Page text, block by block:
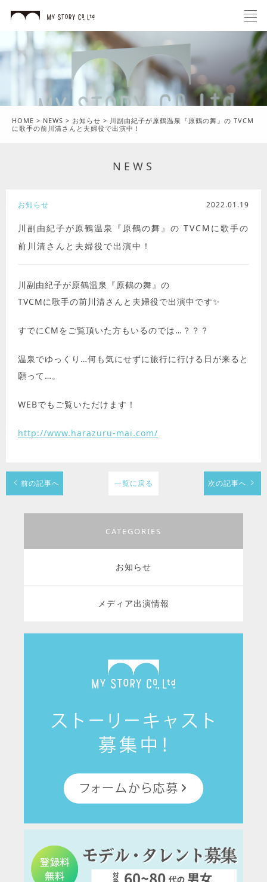
HOME > NEWS > お知らせ > 川副由紀子が原鶴温泉『原鶴の舞』の TVCM
に歌手の前川清さんと夫婦役で出演中！
NEWS
川副由紀子が原鶴温泉『原鶴の舞』の TVCMに歌手の
前川清さんと夫婦役で出演中！
お知らせ 2022.01.19
川副由紀子が原鶴温泉『原鶴の舞』の
TVCMに歌手の前川清さんと夫婦役で出演中です✨
すでにCMをご覧頂いた方もいるのでは…？？？
温泉でゆっくり…何も気にせずに旅行に行ける日が来ると
願って…。
WEBでもご覧いただけます！
http://www.harazuru-mai.com/
一覧に戻る
前の記事へ 次の記事へ
CATEGORIES
お知らせ
メディア出演情報